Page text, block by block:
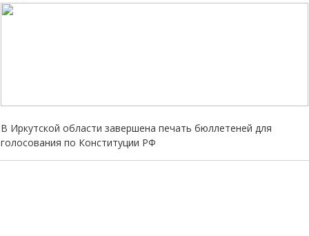
В Иркутской области завершена печать бюллетеней для
голосования по Конституции РФ